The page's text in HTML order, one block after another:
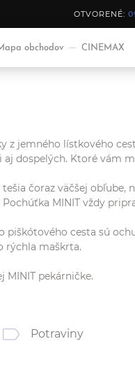
OTVORENÉ:
obchodov CINEMAX
z jemného lístkového
dospelých. Ktoré vám
čoraz väčšej obľube,
MINIT vždy
cesta sú
rýchla maškrta.
MINIT pekárničke.
Potraviny